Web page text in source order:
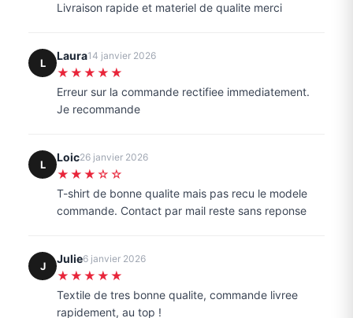
Livraison rapide et materiel de qualite merci
L
Laura14 janvier 2026
★★★★★
Erreur sur la commande rectifiee immediatement.
Je recommande
L
Loic26 janvier 2026
★★★☆☆
T-shirt de bonne qualite mais pas recu le modele
commande. Contact par mail reste sans reponse
J
Julie6 janvier 2026
★★★★★
Textile de tres bonne qualite, commande livree
rapidement, au top !